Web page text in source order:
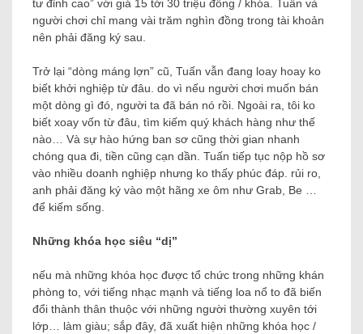
tư đỉnh cao” với giá 15 tới 30 triệu đồng / khóa. Tuấn và
người chơi chỉ mang vài trăm nghìn đồng trong tài khoản
nên phải đăng ký sau.
Trở lại “dòng máng lợn” cũ, Tuấn vẫn đang loay hoay ko
biết khởi nghiệp từ đâu. do vì nếu người chơi muốn bán
một dòng gì đó, người ta đã bán nó rồi. Ngoài ra, tôi ko
biết xoay vốn từ đâu, tìm kiếm quý khách hàng như thế
nào… Và sự hào hứng ban sơ cũng thời gian nhanh
chóng qua đi, tiền cũng cạn dần. Tuấn tiếp tục nộp hồ sơ
vào nhiều doanh nghiệp nhưng ko thấy phúc đáp. rủi ro,
anh phải đăng ký vào một hãng xe ôm như Grab, Be …
để kiếm sống.
Những khóa học siêu “dị”
nếu mà những khóa học được tổ chức trong những khán
phòng to, với tiếng nhạc mạnh và tiếng loa nổ to đã biến
đổi thành thân thuộc với những người thường xuyên tới
lớp… làm giàu; sắp đây, đã xuất hiện những khóa học /